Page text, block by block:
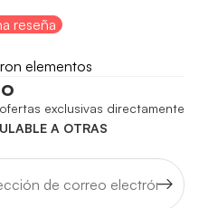
reseña
elementos
exclusivas directamente
A OTRAS